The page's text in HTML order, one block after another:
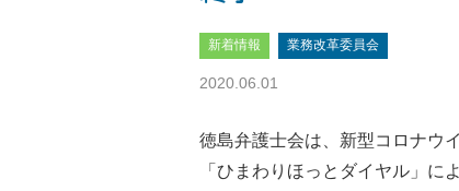
新着情報 業務改革委員会
2020.06.01
徳島弁護士会は、新型コロナウ
「ひまわりほっとダイヤル」に